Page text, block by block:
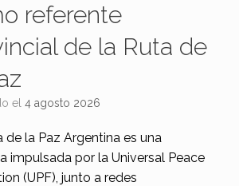
referente
de la Ruta de
el 4 agosto 2026
de la Paz Argentina es una
impulsada por la Universal Peace
(UPF), junto a redes